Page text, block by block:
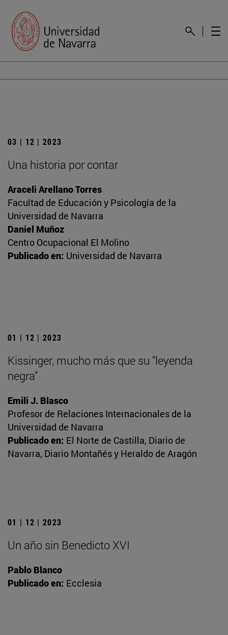
03 | 12 | 2023
Una historia por contar
Araceli Arellano Torres
Facultad de Educación y Psicología de la
Universidad de Navarra
Daniel Muñoz
Centro Ocupacional El Molino
Publicado en: Universidad de Navarra
01 | 12 | 2023
Kissinger, mucho más que su "leyenda
negra"
Emili J. Blasco
Profesor de Relaciones Internacionales de la
Universidad de Navarra
Publicado en: El Norte de Castilla, Diario de
Navarra, Diario Montañés y Heraldo de Aragón
01 | 12 | 2023
Un año sin Benedicto XVI
Pablo Blanco
Publicado en: Ecclesia